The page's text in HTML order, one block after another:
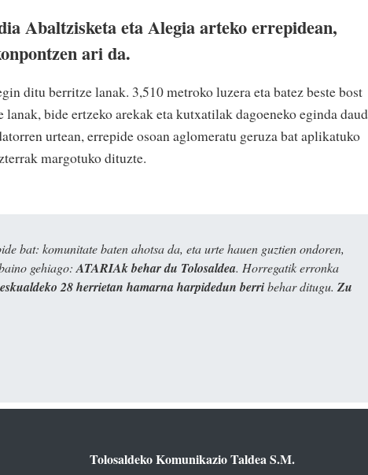
Abaltzisketa eta Alegia arteko errepidean,
ari da.
ditu berritze lanak. 3,510 metroko luzera eta batez beste bost
bide ertzeko arekak eta kutxatilak dagoeneko eginda
urtean, errepide osoan aglomeratu geruza bat aplikatuko
margotuko dituzte.
bat: komunitate baten ahotsa da, eta urte hauen guztien ondoren,
gehiago: ATARIAk behar du Tolosaldea. Horregatik erronka
28 herrietan hamarna harpidedun berribehar ditugu. Zu
Tolosaldeko Komunikazio Taldea S.M.